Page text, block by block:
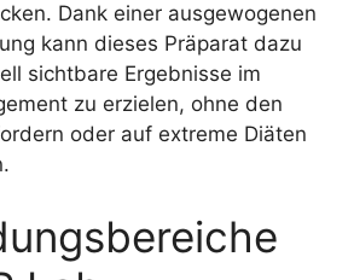
Dank einer ausgewogenen
kann dieses Präparat dazu
sichtbare Ergebnisse im
zu erzielen, ohne den
oder auf extreme Diäten